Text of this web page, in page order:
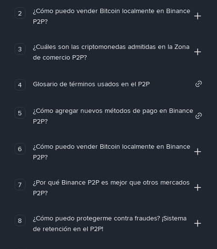
2
¿Cómo puedo vender Bitcoin localmente en Binance
P2P?
3
¿Cuáles son las criptomonedas admitidas en la Zona
de comercio P2P?
4 Glosario de términos usados en el P2P
5
¿Cómo agregar nuevos métodos de pago en Binance
P2P?
6
¿Cómo puedo vender Bitcoin localmente en Binance
P2P?
7
¿Por qué Binance P2P es mejor que otros mercados
P2P?
8
¿Cómo puedo protegerme contra fraudes? ¡Sistema
de retención en el P2P!